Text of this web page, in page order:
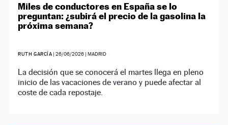
Miles de conductores en España se lo
preguntan: ¿subirá el precio de la gasolina la
próxima semana?
RUTH GARCÍA |26/06/2026 | MADRID
La decisión que se conocerá el martes llega en pleno
inicio de las vacaciones de verano y puede afectar al
coste de cada repostaje.